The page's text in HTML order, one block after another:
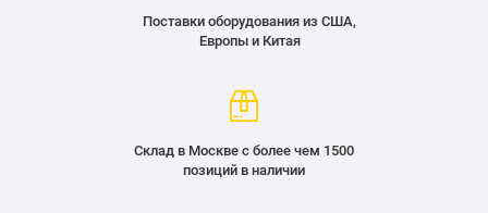
Поставки оборудования из США,
Европы и Китая
Склад в Москве с более чем 1500
позиций в наличии